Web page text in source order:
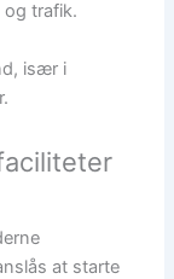
trafik.
især i
at starte